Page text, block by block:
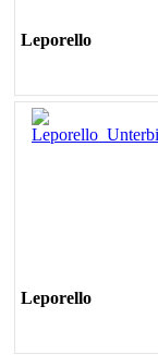
Leporello
Leporello